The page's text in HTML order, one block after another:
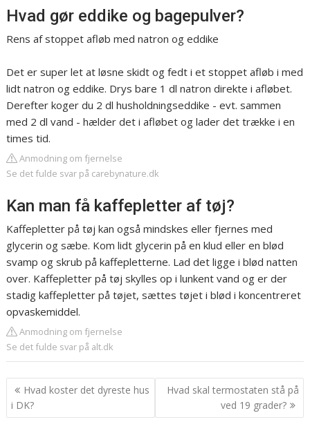
Hvad gør eddike og bagepulver?
Rens af stoppet afløb med natron og eddike
Det er super let at løsne skidt og fedt i et stoppet afløb i med
lidt natron og eddike. Drys bare 1 dl natron direkte i afløbet.
Derefter koger du 2 dl husholdningseddike - evt. sammen
med 2 dl vand - hælder det i afløbet og lader det trække i en
times tid.
Anmodning om fjernelse
Se det fulde svar på carebynature.dk
Kan man få kaffepletter af tøj?
Kaffepletter på tøj kan også mindskes eller fjernes med
glycerin og sæbe. Kom lidt glycerin på en klud eller en blød
svamp og skrub på kaffepletterne. Lad det ligge i blød natten
over. Kaffepletter på tøj skylles op i lunkent vand og er der
stadig kaffepletter på tøjet, sættes tøjet i blød i koncentreret
opvaskemiddel.
Anmodning om fjernelse
Se det fulde svar på alt.dk
Indlægsnavigation
Hvad koster det dyreste hus
i DK?
Hvad skal termostaten stå på
ved 19 grader?